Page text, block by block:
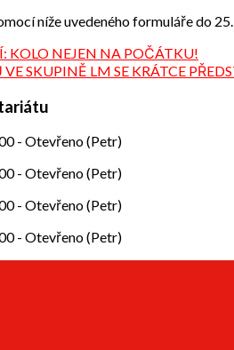
níže uvedeného formuláře do
KOLO NEJEN NA POČÁTKU!
SKUPINĚ LM SE KRÁTCE
- Otevřeno (Petr)
- Otevřeno (Petr)
- Otevřeno (Petr)
- Otevřeno (Petr)